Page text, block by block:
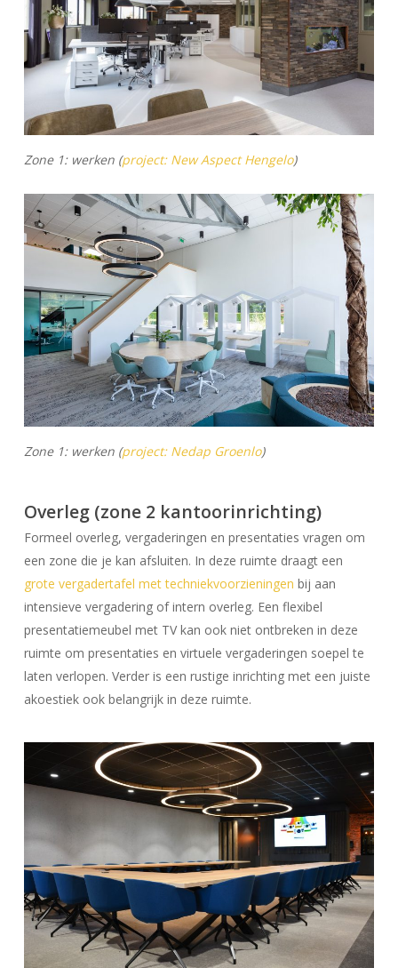
Zone 1: werken (project: New Aspect Hengelo)
Zone 1: werken (project: Nedap Groenlo)
Overleg (zone 2 kantoorinrichting)
Formeel overleg, vergaderingen en presentaties vragen om
een zone die je kan afsluiten. In deze ruimte draagt een
grote vergadertafel met techniekvoorzieningen bij aan
intensieve vergadering of intern overleg. Een flexibel
presentatiemeubel met TV kan ook niet ontbreken in deze
ruimte om presentaties en virtuele vergaderingen soepel te
laten verlopen. Verder is een rustige inrichting met een juiste
akoestiek ook belangrijk in deze ruimte.